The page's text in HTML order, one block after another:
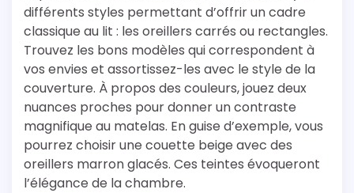
différents styles permettant d’offrir un cadre
classique au lit : les oreillers carrés ou rectangles.
Trouvez les bons modèles qui correspondent à
vos envies et assortissez-les avec le style de la
couverture. À propos des couleurs, jouez deux
nuances proches pour donner un contraste
magnifique au matelas. En guise d’exemple, vous
pourrez choisir une couette beige avec des
oreillers marron glacés. Ces teintes évoqueront
l’élégance de la chambre.